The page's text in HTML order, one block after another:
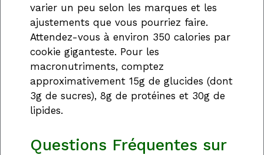
varier un peu selon les marques et les
ajustements que vous pourriez faire.
Attendez-vous à environ 350 calories par
cookie giganteste. Pour les
macronutriments, comptez
approximativement 15g de glucides (dont
3g de sucres), 8g de protéines et 30g de
lipides.
Questions Fréquentes sur